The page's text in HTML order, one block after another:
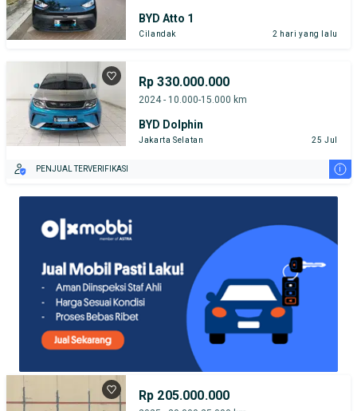
BYD Atto 1
Cilandak 2 hari yang lalu
Rp 330.000.000
2024 - 10.000-15.000 km
BYD Dolphin
Jakarta Selatan 25 Jul
PENJUAL TERVERIFIKASI i
Rp 205.000.000